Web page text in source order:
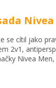
Nivea
se cítil jako
2v1,
Nivea